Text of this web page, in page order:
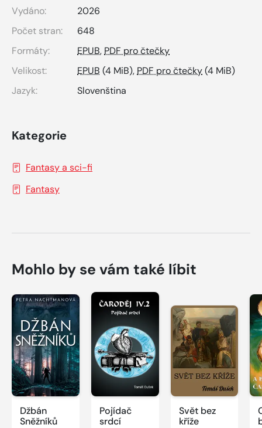
Vydáno:
2026
Počet stran:
648
Formáty:
EPUB,PDF pro čtečky
Velikost:
EPUB (4 MiB),PDF pro čtečky(4 MiB)
Jazyk:
Slovenština
Kategorie
Fantasy a sci-fi
Fantasy
Mohlo by se vám také líbit
Džbán
Sněžníků
Pojídač
srdcí
Svět bez
kříže